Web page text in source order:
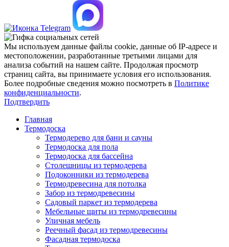
Мы используем данные файлы cookie, данные об IP-адресе и
местоположении, разработанные третьими лицами для
анализа событий на нашем сайте. Продолжая просмотр
страниц сайта, вы принимаете условия его использования.
Более подробные сведения можно посмотреть в Политике
конфиденциальности.
Подтвердить
Главная
Термодоска
Термодерево для бани и сауны
Термодоска для пола
Термодоска для бассейна
Столешницы из термодерева
Подоконники из термодерева
Термодревесина для потолка
Забор из термодревесины
Садовый паркет из термодерева
Мебельные щиты из термодревесины
Уличная мебель
Реечный фасад из термодревесины
Фасадная термодоска